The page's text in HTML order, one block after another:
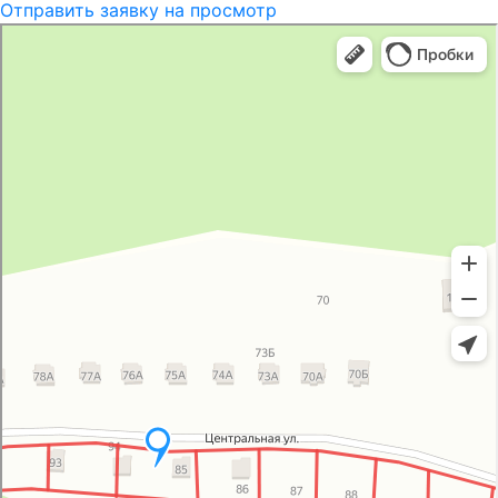
Отправить заявку на просмотр
Группа компаний Технолайн